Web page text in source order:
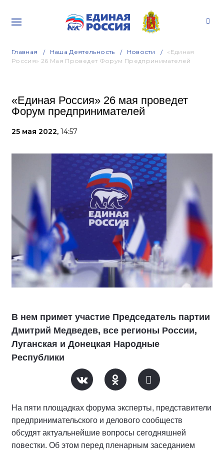
Главная Наша Деятельность Новости
«Единая
Россия» 26 Мая Проведет Форум Предпринимателей
«Единая Россия» 26 мая проведет
Форум предпринимателей
25 мая 2022, 14:57
В нем примет участие Председатель партии
Дмитрий Медведев, все регионы России,
Луганская и Донецкая Народные
Республики
На пяти площадках форума эксперты, представители
предпринимательского и делового сообществ
обсудят актуальнейшие вопросы сегодняшней
повестки. Об этом перед пленарным заседанием